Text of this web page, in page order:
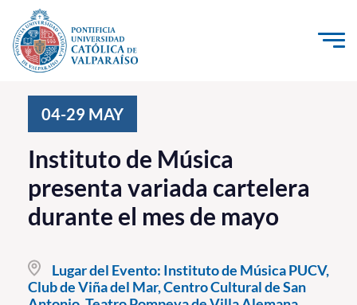
Click acá para ir directamente al contenido
Investigación, Creación e Innovación
PUCV Internacional
Vinculación con el Medio
Pregrado
04-29 MAY
Instituto de Música
presenta variada cartelera
durante el mes de mayo
Lugar del Evento: Instituto de Música PUCV,
Club de Viña del Mar, Centro Cultural de San